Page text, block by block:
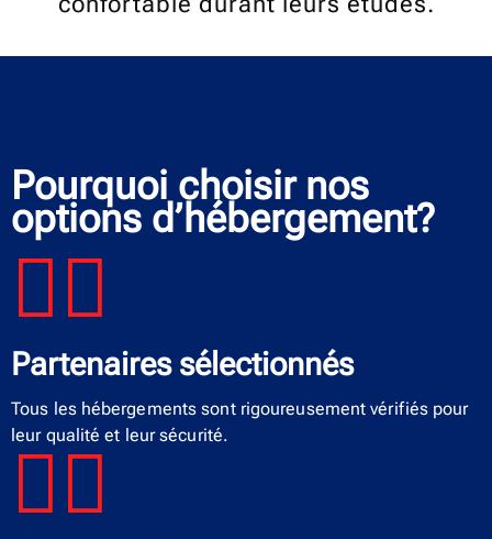
Pourquoi choisir nos
options d’hébergement?
Partenaires sélectionnés
Tous les hébergements sont rigoureusement vérifiés pour
leur qualité et leur sécurité.